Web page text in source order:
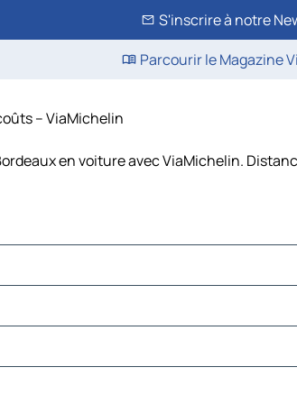
S'inscrire à notre
Parcourir le Magazine
– ViaMichelin
en voiture avec ViaMichelin.